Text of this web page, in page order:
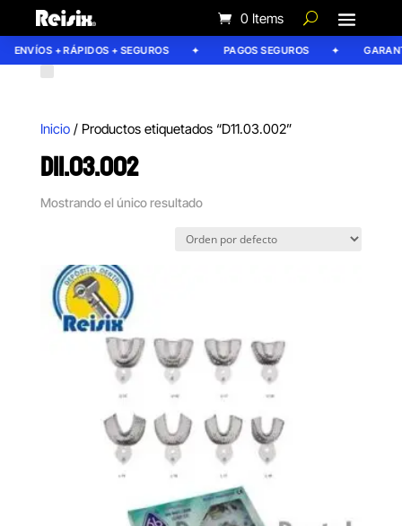
0 Items
ENVÍOS + RÁPIDOS + SEGUROS PAGOS SEGUROS
Inicio/ Productos etiquetados “D11.03.002”
D11.03.002
Mostrando el único resultado